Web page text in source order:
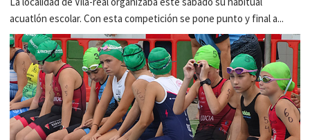
acuatlón escolar. Con esta competición se pone punto y final a...